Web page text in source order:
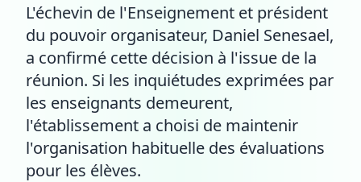
L'échevin de l'Enseignement et président
du pouvoir organisateur, Daniel Senesael,
a confirmé cette décision à l'issue de la
réunion. Si les inquiétudes exprimées par
les enseignants demeurent,
l'établissement a choisi de maintenir
l'organisation habituelle des évaluations
pour les élèves.